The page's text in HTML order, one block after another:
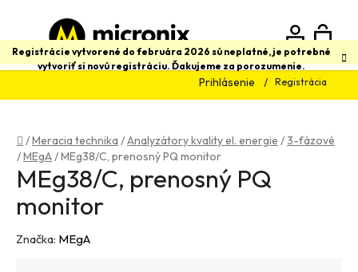
obsah
Registrácie vytvorené do februára 2026 sú neplatné, je potrebné
vytvoriť si novú registráciu. Ďakujeme za porozumenie.
Prihlásenie Registrácia
Hľadať
Domov
/Meracia technika /Analyzátory kvality el. energie /3-fázové
/MEgA/MEg38/C, prenosný PQ monitor
MEg38/C, prenosný PQ
monitor
Značka: MEgA